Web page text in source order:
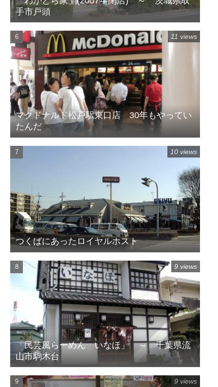
手市戸頭
マクドナルド松戸駅東口店 30年もやってい
たんだ
11 views
つくばにあったロイヤルホスト
10 views
「民芸風らーめん いなほ」 ～ 千葉県流
山市駒木台
9 views
9 views